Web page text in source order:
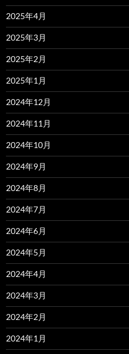
2025年4月
2025年3月
2025年2月
2025年1月
2024年12月
2024年11月
2024年10月
2024年9月
2024年8月
2024年7月
2024年6月
2024年5月
2024年4月
2024年3月
2024年2月
2024年1月